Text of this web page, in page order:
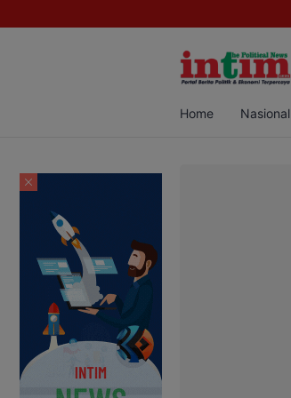
Sabu di Pangkalan Bun, Dua Pelaku Diamankan
Home Nasional